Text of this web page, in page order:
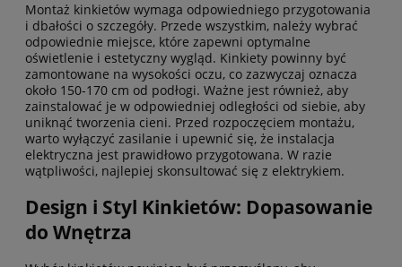
Montaż kinkietów wymaga odpowiedniego przygotowania
i dbałości o szczegóły. Przede wszystkim, należy wybrać
odpowiednie miejsce, które zapewni optymalne
oświetlenie i estetyczny wygląd. Kinkiety powinny być
zamontowane na wysokości oczu, co zazwyczaj oznacza
około 150-170 cm od podłogi. Ważne jest również, aby
zainstalować je w odpowiedniej odległości od siebie, aby
uniknąć tworzenia cieni. Przed rozpoczęciem montażu,
warto wyłączyć zasilanie i upewnić się, że instalacja
elektryczna jest prawidłowo przygotowana. W razie
wątpliwości, najlepiej skonsultować się z elektrykiem.
Design i Styl Kinkietów: Dopasowanie
do Wnętrza